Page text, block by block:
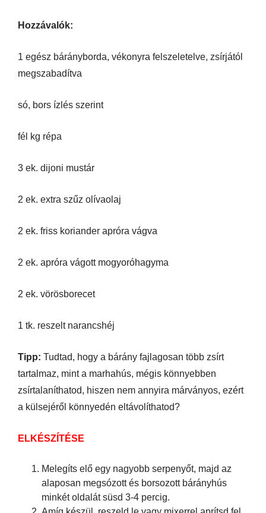
Hozzávalók:
1 egész bárányborda, vékonyra felszeletelve, zsírjától
megszabadítva
só, bors ízlés szerint
fél kg répa
3 ek. dijoni mustár
2 ek. extra szűz olívaolaj
2 ek. friss koriander apróra vágva
2 ek. apróra vágott mogyoróhagyma
2 ek. vörösborecet
1 tk. reszelt narancshéj
Tipp: Tudtad, hogy a bárány fajlagosan több zsírt
tartalmaz, mint a marhahús, mégis könnyebben
zsírtalaníthatod, hiszen nem annyira márványos, ezért
a külsejéről könnyedén eltávolíthatod?
ELKÉSZÍTÉSE
Melegíts elő egy nagyobb serpenyőt, majd az
alaposan megsózott és borsozott bárányhús
minkét oldalát süsd 3-4 percig.